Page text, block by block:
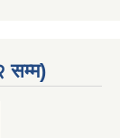
सम्म)